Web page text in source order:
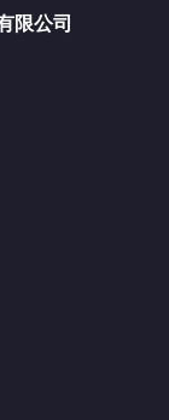
限公司